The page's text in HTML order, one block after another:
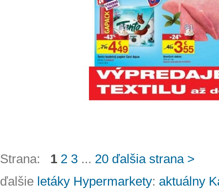
Strana: 1 2 3 ... 20 ďalšia strana >
ďalšie letáky Hypermarkety: aktuálny